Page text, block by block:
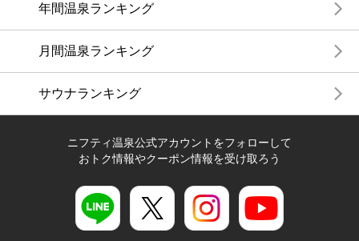
年間温泉ランキング
月間温泉ランキング
サウナランキング
ニフティ温泉公式アカウントをフォローして
おトク情報やクーポン情報を受け取ろう